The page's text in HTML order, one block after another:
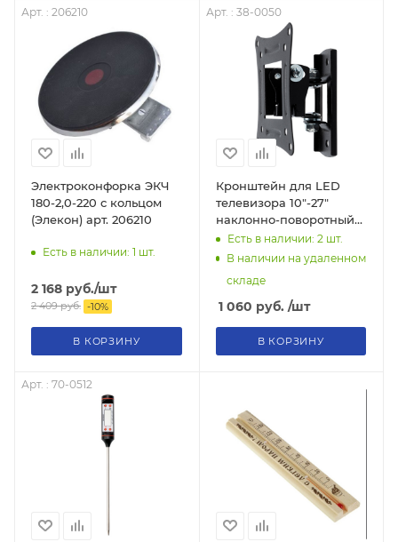
Арт. : 206210
Электроконфорка ЭКЧ
180-2,0-220 с кольцом
(Элекон) арт. 206210
Есть в наличии: 1 шт.
2 168 руб./шт
2 409руб. -10%
В КОРЗИНУ
Арт. : 38-0050
Кронштейн для LED
телевизора 10"-27"
наклонно-поворотный
Rexant®
Есть в наличии: 2шт.
В наличии на удаленном
складе
1 060 руб. /шт
В КОРЗИНУ
Арт. : 70-0512